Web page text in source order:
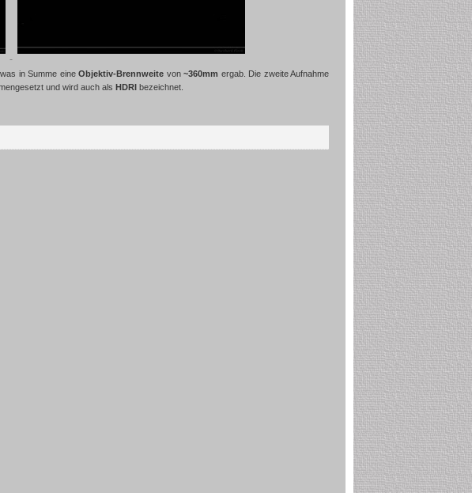
in Summe eineObjektiv-Brennweite von~360mm ergab. Die zweite Aufnahme
und wird auch als HDRI bezeichnet.